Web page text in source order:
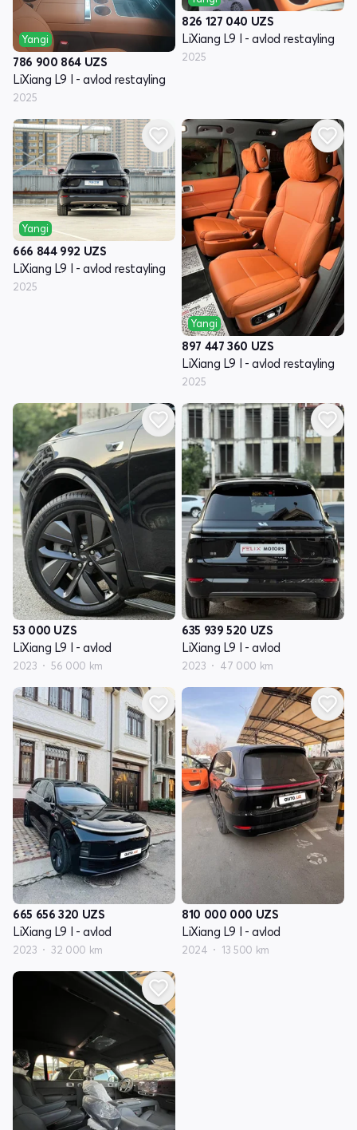
Yangi
786 900 864 UZS
LiXiang L9 I - avlod restayling
2025
826 127 040 UZS
LiXiang L9 I - avlod restayling
2025
Yangi
666 844 992 UZS
LiXiang L9 I - avlod restayling
2025
Yangi
897 447 360 UZS
LiXiang L9 I - avlod restayling
2025
53 000 UZS
LiXiang L9 I - avlod
2023 56 000 km
635 939 520 UZS
LiXiang L9 I - avlod
2023 47 000 km
665 656 320 UZS
LiXiang L9 I - avlod
2023 32 000 km
810 000 000 UZS
LiXiang L9 I - avlod
2024 13 500 km